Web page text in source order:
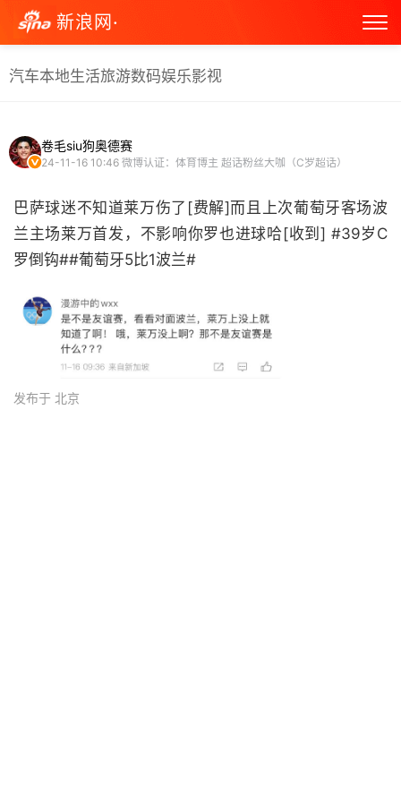
新浪网·
汽车本地生活旅游数码娱乐影视
卷毛siu狗奥德赛
24-11-16 10:46 微博认证：体育博主 超话粉丝大咖（C罗超话）
巴萨球迷不知道莱万伤了[费解]而且上次葡萄牙客场波
兰主场莱万首发，不影响你罗也进球哈[收到] #39岁C
罗倒钩##葡萄牙5比1波兰# ​
发布于 北京